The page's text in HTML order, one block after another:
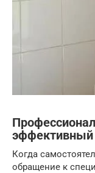
Когда
обращение к